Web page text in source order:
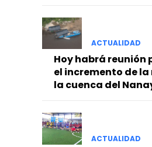
ACTUALIDAD
Hoy habrá
el incremento de
la cuenca del
ACTUALIDAD